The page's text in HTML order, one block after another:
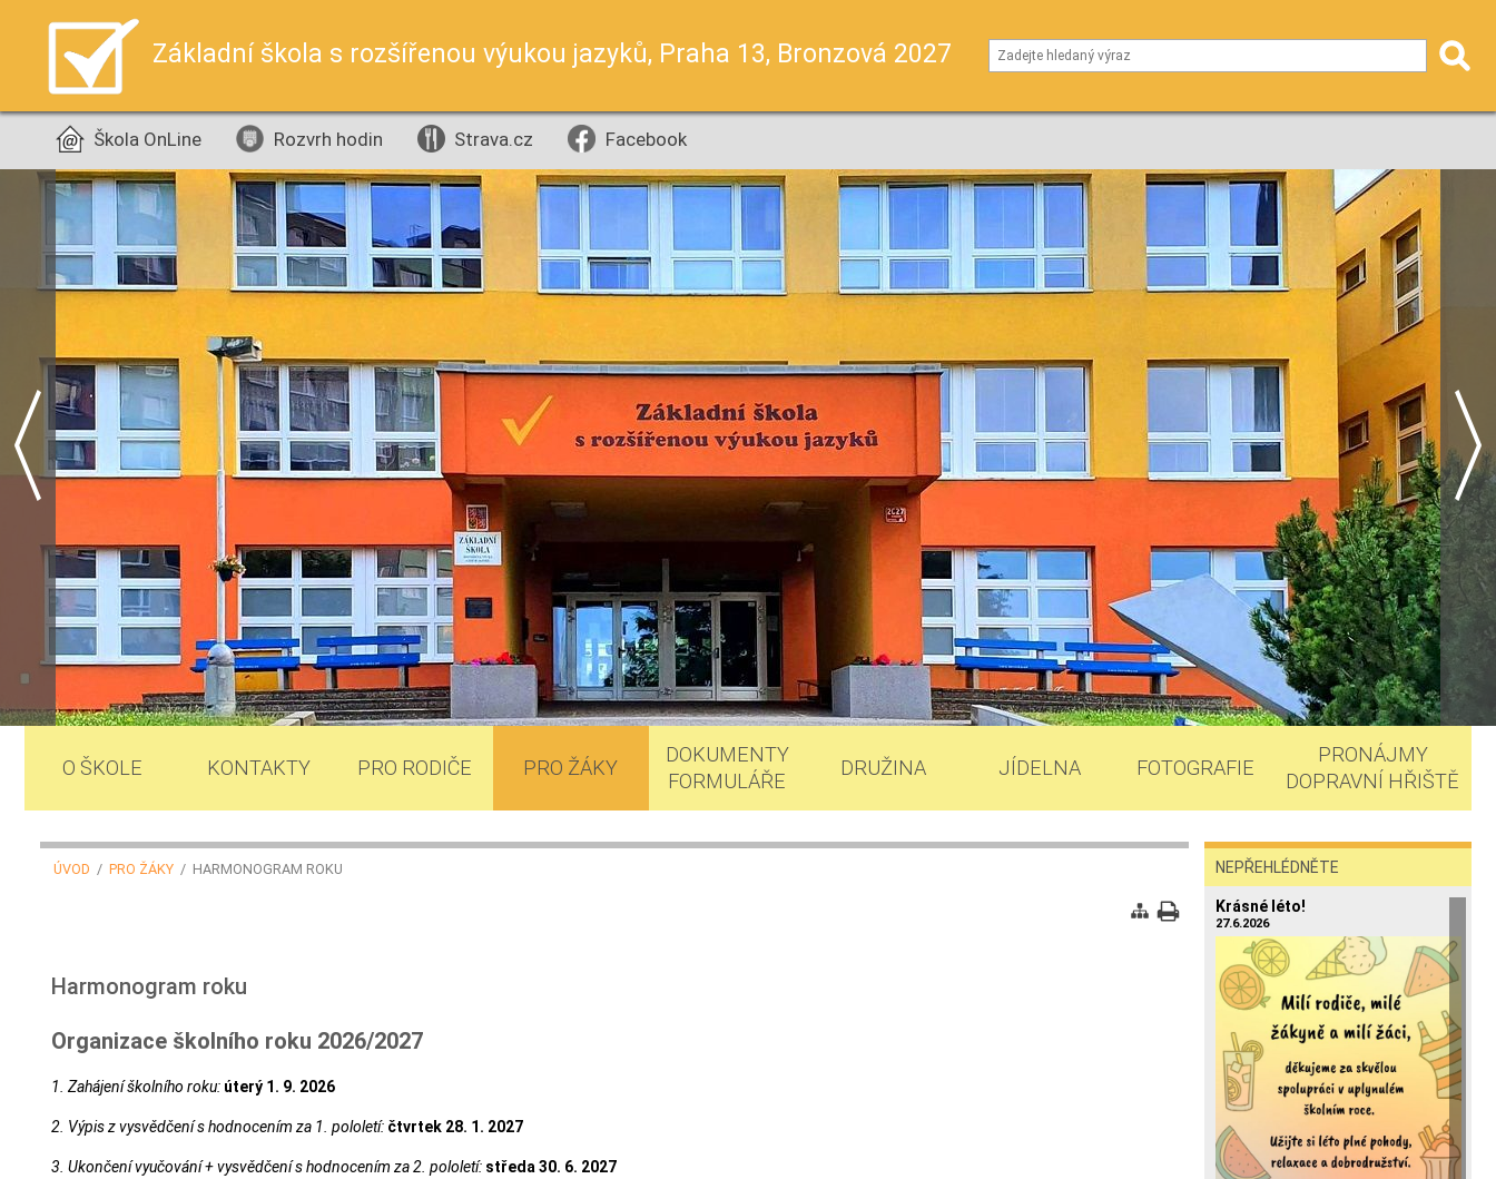
Základní škola s rozšířenou výukou jazyků, Praha 13, Bronzová 2027
Škola OnLine Rozvrh hodin Strava.cz Facebook
O ŠKOLE KONTAKTY PRO RODIČE PRO ŽÁKY
DOKUMENTY
FORMULÁŘE
DRUŽINA JÍDELNA FOTOGRAFIE
PRONÁJMY
DOPRAVNÍ HŘIŠTĚ
ÚVOD / PRO ŽÁKY / HARMONOGRAM ROKU
Harmonogram roku
Organizace školního roku 2026/2027
1. Zahájení školního roku: úterý 1. 9. 2026
2. Výpis z vysvědčení s hodnocením za 1. pololetí: čtvrtek 28. 1. 2027
3. Ukončení vyučování + vysvědčení s hodnocením za 2. pololetí: středa 30. 6. 2027
NEPŘEHLÉDNĚTE
Krásné léto!
27.6.2026